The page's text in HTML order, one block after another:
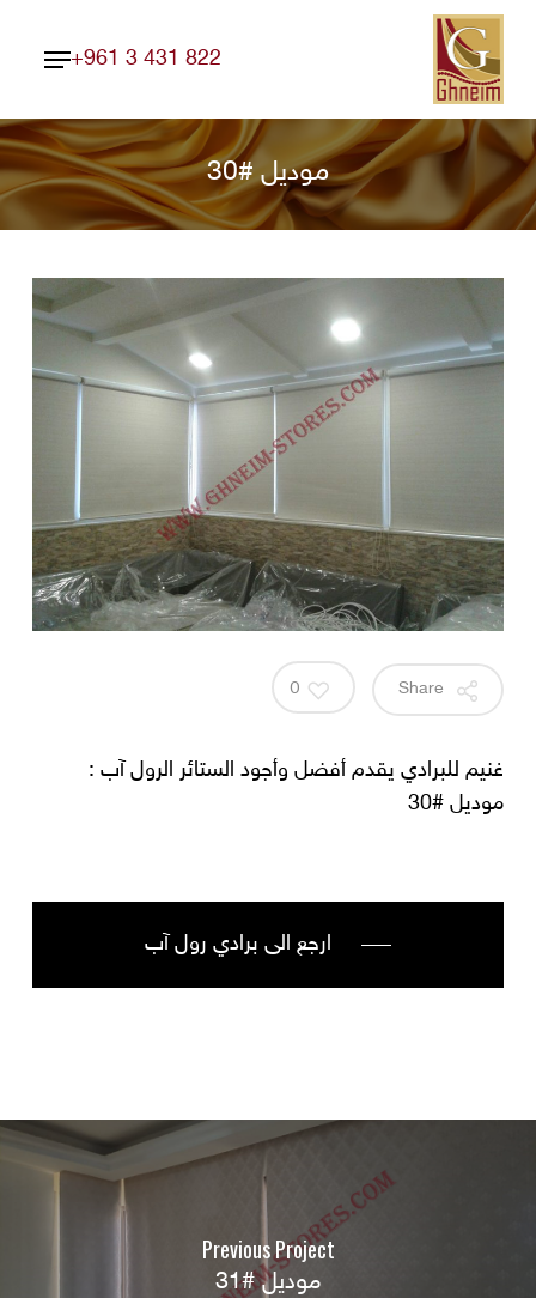
Skip
main
content
+961 3 431 822
Menu
موديل #30
0
غنيم للبرادي يقدم أفضل وأجود الستائر الرول آب :
موديل #30
ارجع الى برادي رول آب
Previous Project
موديل #31
Close
Menu